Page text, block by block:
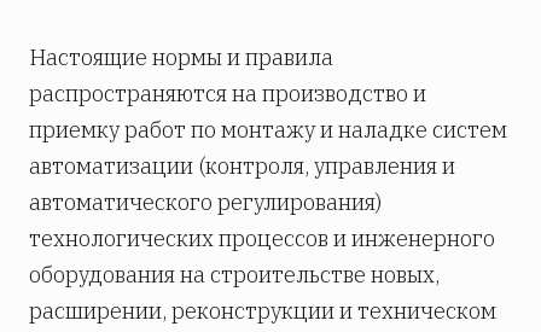
Настоящие нормы и правила
распространяются на производство и
приемку работ по монтажу и наладке систем
автоматизации (контроля, управления и
автоматического регулирования)
технологических процессов и инженерного
оборудования на строительстве новых,
расширении, реконструкции и техническом